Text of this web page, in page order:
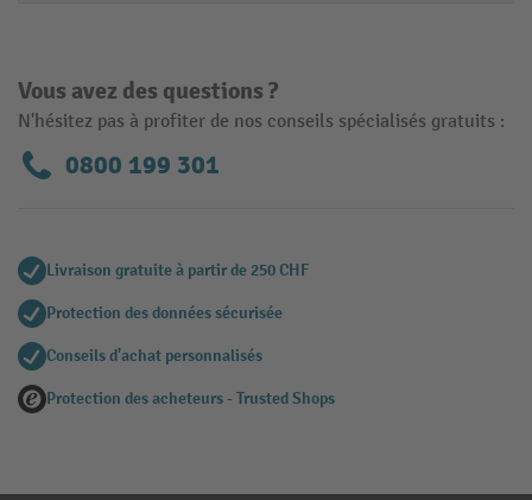
Vous avez des questions ?
N'hésitez pas à profiter de nos conseils spécialisés gratuits :
0800 199 301
Livraison gratuite à partir de 250 CHF
Protection des données sécurisée
Conseils d'achat personnalisés
Protection des acheteurs - Trusted Shops